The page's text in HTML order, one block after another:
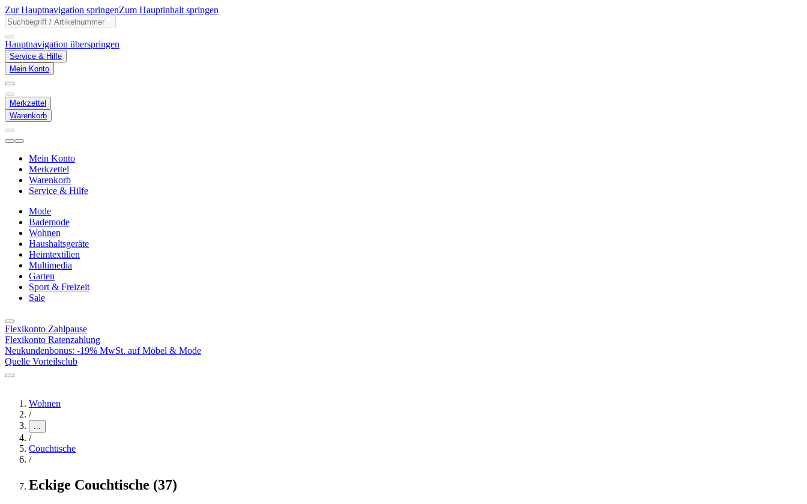
Zur Hauptnavigation springenZum Hauptinhalt springen
Hauptnavigation überspringen
Service & Hilfe
Mein Konto
Merkzettel
Warenkorb
Mein Konto
Merkzettel
Warenkorb
Service & Hilfe
Mode
Bademode
Wohnen
Haushaltsgeräte
Heimtextilien
Multimedia
Garten
Sport & Freizeit
Sale
Flexikonto Zahlpause
Flexikonto Ratenzahlung
Neukundenbonus: -19% MwSt. auf Möbel & Mode
Quelle Vorteilsclub
Wohnen
/
...
/
Couchtische
/
Eckige Couchtische (37)